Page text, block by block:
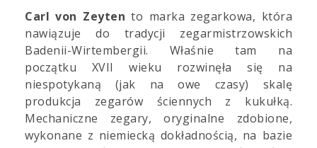
Carl von Zeyten to marka zegarkowa, która
nawiązuje do tradycji zegarmistrzowskich
Badenii-Wirtembergii. Właśnie tam na
początku XVII wieku rozwinęła się na
niespotykaną (jak na owe czasy) skalę
produkcja zegarów ściennych z kukułką.
Mechaniczne zegary, oryginalne zdobione,
wykonane z niemiecką dokładnością, na bazie